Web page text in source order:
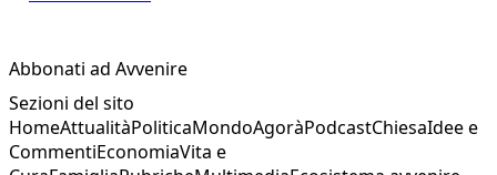
Abbonati ad Avvenire
Sezioni del sito
HomeAttualitàPoliticaMondoAgoràPodcastChiesaIdee e
CommentiEconomiaVita e